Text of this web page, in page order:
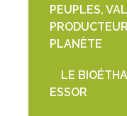
PEUPLES,
PLANÈTE
LE
ESSOR